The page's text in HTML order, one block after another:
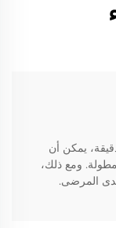
يمكن أن
ومع ذلك،
المرضى.